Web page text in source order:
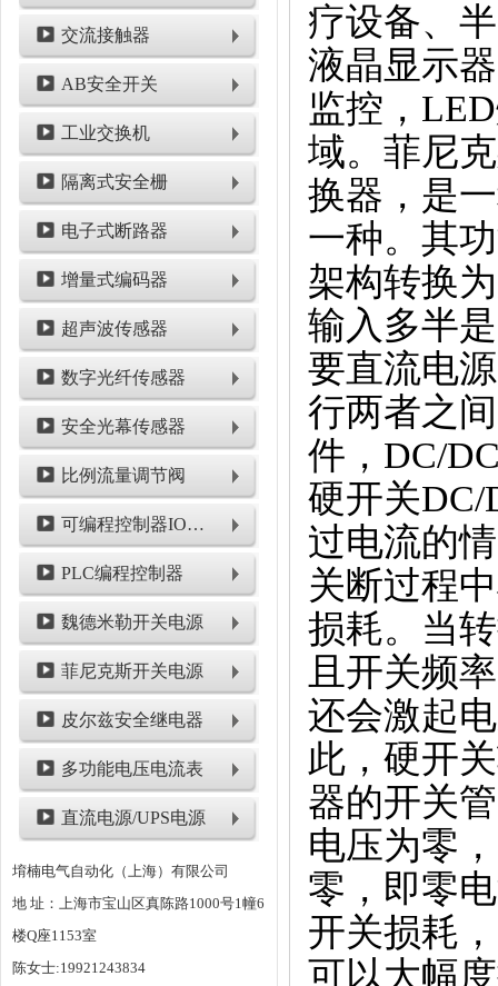
交流接触器
AB安全开关
工业交换机
隔离式安全栅
电子式断路器
增量式编码器
超声波传感器
数字光纤传感器
安全光幕传感器
比例流量调节阀
可编程控制器IO模块
PLC编程控制器
魏德米勒开关电源
菲尼克斯开关电源
皮尔兹安全继电器
多功能电压电流表
直流电源/UPS电源
堉楠电气自动化（上海）有限公司
地 址：上海市宝山区真陈路1000号1幢6
楼Q座1153室
陈女士:19921243834
疗设备、
液晶显示
监控，
域。菲尼
换器，是
一种。其
架构转换
输入多半
要直流电
行两者之
件，DC/
硬开关DC/
过电流的
关断过程
损耗。当
且开关频
还会激起
此，硬开
器的开关
电压为零
零，即零
开关损耗
可以大幅